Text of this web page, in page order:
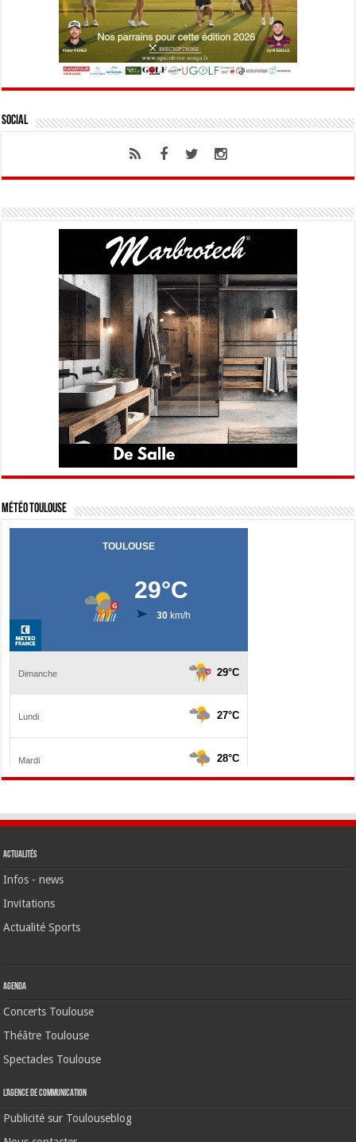
Social
Météo Toulouse
Actualités
Infos - news
Invitations
Actualité Sports
Agenda
Concerts Toulouse
Théâtre Toulouse
Spectacles Toulouse
L’agence de communication
Publicité sur Toulouseblog